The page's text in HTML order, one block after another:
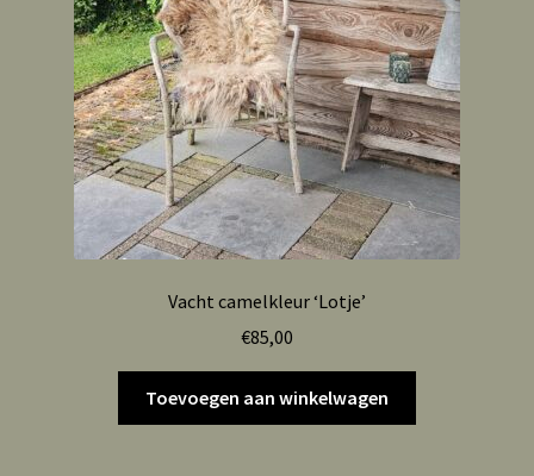
Vacht camelkleur ‘Lotje’
€85,00
Toevoegen aan winkelwagen